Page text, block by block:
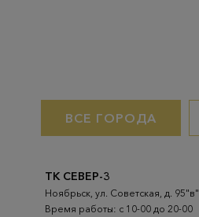
ВСЕ ГОРОДА
ТК СЕВЕР-3
Ноябрьск, ул. Советская, д. 95"в"
Время работы: с 10-00 до 20-00